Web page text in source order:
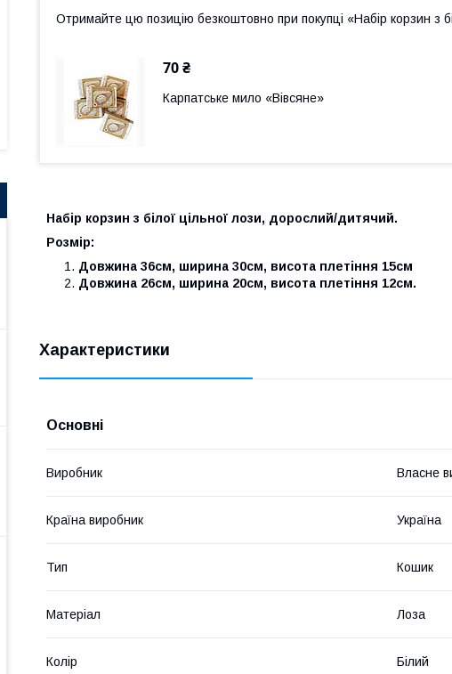
Отримайте цю позицію безкоштовно при покупці «Набір корзин з
70 ₴
Карпатське мило «Вівсяне»
Набір корзин з білої цільної лози, дорослий/дитячий.
Розмір:
Довжина 36см, ширина 30см, висота плетіння 15см
Довжина 26см, ширина 20см, висота плетіння 12см.
Характеристики
Основні
Виробник Власне
Країна виробник Україна
Тип Кошик
Матеріал Лоза
Колір Білий